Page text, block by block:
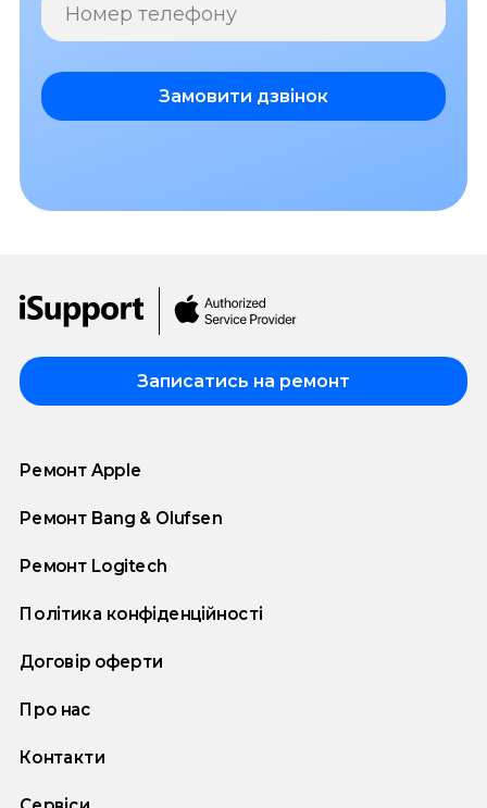
Номер телефону
Замовити дзвінок
Записатись на ремонт
Ремонт Apple
Ремонт Bang & Olufsen
Ремонт Logitech
Політика конфіденційності
Договір оферти
Про нас
Контакти